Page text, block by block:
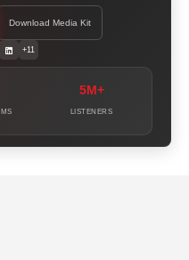
5M+
LISTENERS
+11
Download Media Kit